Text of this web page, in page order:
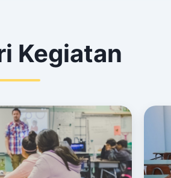
Kegiatan